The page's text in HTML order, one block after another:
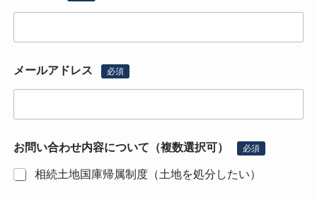
メールアドレス 必須
お問い合わせ内容について（複数選択可） 必須
相続土地国庫帰属制度（土地を処分したい）